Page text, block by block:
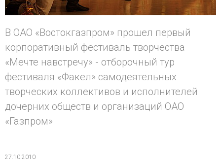
В ОАО «Востокгазпром» прошел первый
корпоративный фестиваль творчества
«Мечте навстречу» - отборочный тур
фестиваля «Факел» самодеятельных
творческих коллективов и исполнителей
дочерних обществ и организаций ОАО
«Газпром»
27.10.2010